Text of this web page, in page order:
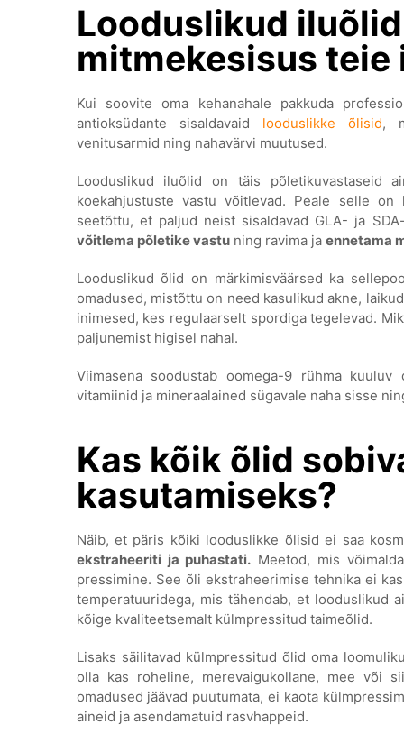
Looduslikud
mitmekesisus teie
Kui soovite oma kehanahale pakkuda
antioksüdante sisaldavaid looduslikke õlisid,
venitusarmid ning nahavärvi muutused.
Looduslikud iluõlid on täis põletikuvastaseid
koekahjustuste vastu võitlevad. Peale selle
seetõttu, et paljud neist sisaldavad GLA- ja
võitlema põletike vastuning ravima ja ennetama
Looduslikud õlid on märkimisväärsed ka
omadused, mistõttu on need kasulikud akne,
inimesed, kes regulaarselt spordiga tegelevad.
paljunemist higisel nahal.
Viimasena soodustab oomega-9 rühma
vitamiinid ja mineraalained sügavale naha sisse
Kas kõik õlid
kasutamiseks?
Näib, et päris kõiki looduslikke õlisid ei saa
ekstraheeriti ja puhastati. Meetod, mis
pressimine. See õli ekstraheerimise tehnika ei
temperatuuridega, mis tähendab, et looduslikud
kõige kvaliteetsemalt külmpressitud taimeõlid.
Lisaks säilitavad külmpressitud õlid oma
olla kas roheline, merevaigukollane, mee või
omadused jäävad puutumata, ei kaota
aineid ja asendamatuid rasvhappeid.